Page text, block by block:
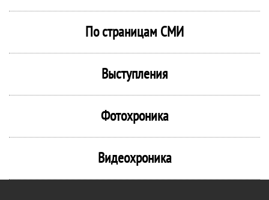
По страницам СМИ
Выступления
Фотохроника
Видеохроника